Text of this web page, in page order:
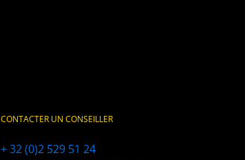
CONTACTER UN CONSEILLER
+ 32 (0)2 529 51 24